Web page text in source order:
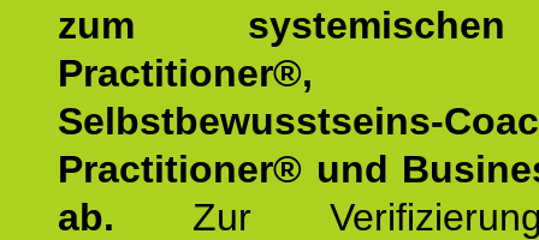
zum
Practitioner®,
Selbstbewusstseins-
Practitioner® und
ab. Zur